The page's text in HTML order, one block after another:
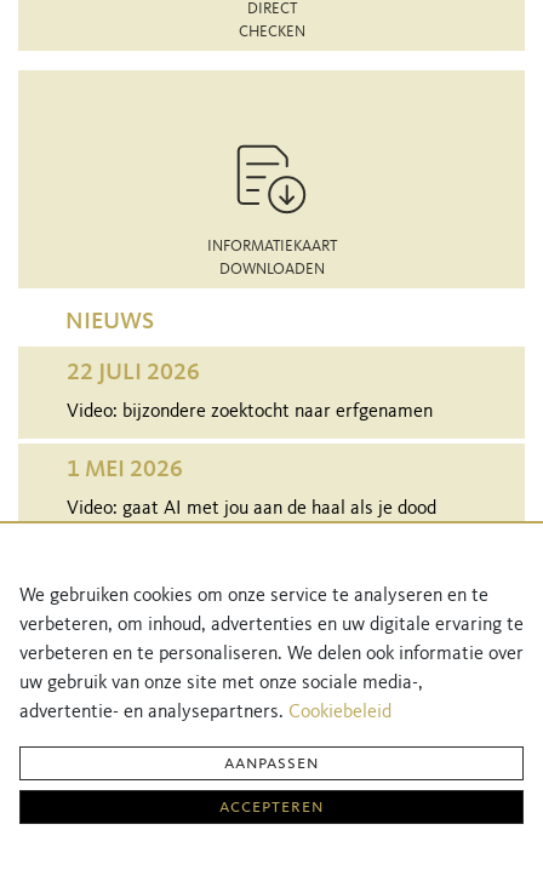
We gebruiken cookies om onze service te analyseren en te
verbeteren, om inhoud, advertenties en uw digitale ervaring te
verbeteren en te personaliseren. We delen ook informatie over
uw gebruik van onze site met onze sociale media-,
advertentie- en analysepartners. Cookiebeleid
aanpassen
accepteren
DIRECT
CHECKEN
INFORMATIEKAART
DOWNLOADEN
NIEUWS
22 JULI 2026
Video: bijzondere zoektocht naar erfgenamen
1 MEI 2026
Video: gaat AI met jou aan de haal als je dood
29 APRIL 2026
Audio: bewuste keuzes maken als je gaat trouwen
MEER NIEUWS
Netwerk Notarissen Direct is een initiatief van Netwerk Notarissen, de grootste en
sterkste notariële community van Nederland.